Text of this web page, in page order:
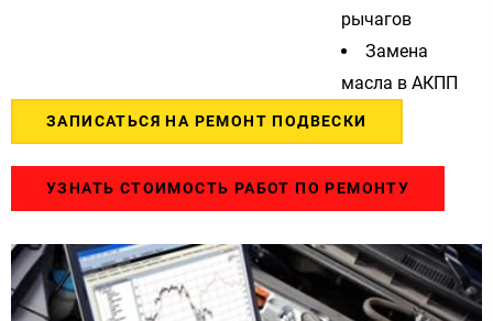
рычагов
Замена
масла в АКПП
ЗАПИСАТЬСЯ НА РЕМОНТ ПОДВЕСКИ
УЗНАТЬ СТОИМОСТЬ РАБОТ ПО РЕМОНТУ